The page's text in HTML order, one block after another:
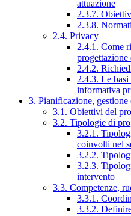
attuazione
2.3.7.
2.3.8.
2.4. Privacy
2.4.1. Come
2.4.2.
2.4.3. Le
informativa
3. Pianificazione, gestione
3.1. Obiettivi del
3.2. Tipologie di
3.2.1.
coinvolti nel
3.2.2.
3.2.3.
intervento
3.3. Competenze,
3.3.1.
3.3.2.